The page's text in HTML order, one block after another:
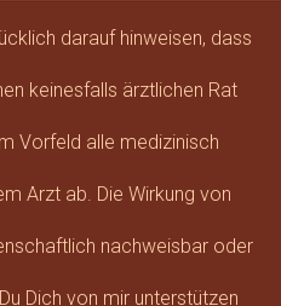
darauf hinweisen, dass
keinesfalls ärztlichen Rat
Vorfeld alle medizinisch
Arzt ab. Die Wirkung von
nachweisbar oder
Dich von mir unterstützen